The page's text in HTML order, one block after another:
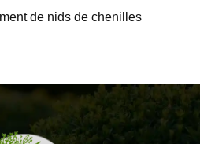
de nids de chenilles